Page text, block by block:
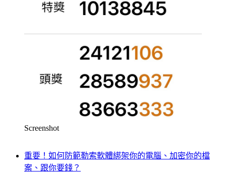
Screenshot
重要！如何防範勒索軟體綁架你的電腦、加密你的檔
案、跟你要錢？